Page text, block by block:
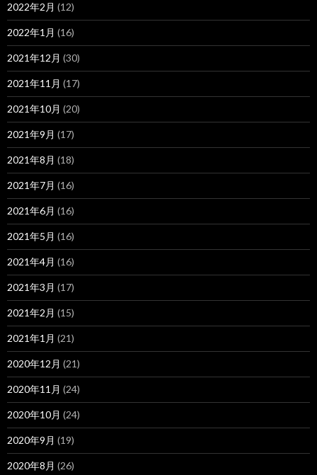
2022年2月 (12)
2022年1月 (16)
2021年12月 (30)
2021年11月 (17)
2021年10月 (20)
2021年9月 (17)
2021年8月 (18)
2021年7月 (16)
2021年6月 (16)
2021年5月 (16)
2021年4月 (16)
2021年3月 (17)
2021年2月 (15)
2021年1月 (21)
2020年12月 (21)
2020年11月 (24)
2020年10月 (24)
2020年9月 (19)
2020年8月 (26)